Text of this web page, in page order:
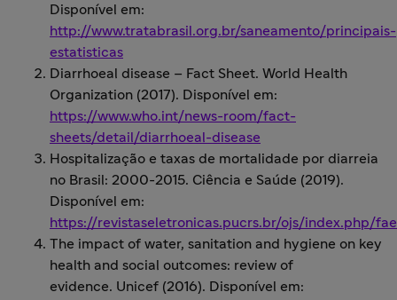
Disponível em:
http://www.tratabrasil.org.br/saneamento/principais-
estatisticas
Diarrhoeal disease – Fact Sheet. World Health
Organization (2017). Disponível em:
https://www.who.int/news-room/fact-
sheets/detail/diarrhoeal-disease
Hospitalização e taxas de mortalidade por diarreia
no Brasil: 2000-2015. Ciência e Saúde (2019).
Disponível em:
https://revistaseletronicas.pucrs.br/ojs/index.php/
The impact of water, sanitation and hygiene on key
health and social outcomes: review of
evidence. Unicef (2016). Disponível em: